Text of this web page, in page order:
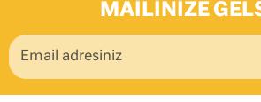
MAILINIZE